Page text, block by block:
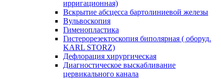
ирригационная)
Вскрытие абсцесса бартолиниевой железы
Вульвоскопия
Гименопластика
Гистерорезектоскопия биполярная ( оборуд.
KARL STORZ)
Дефлорация хирургическая
Диагностическое выскабливание
цервикального канала